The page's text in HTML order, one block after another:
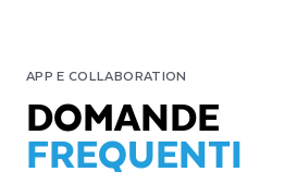
APP E COLLABORATION
DOMANDE
FREQUENTI